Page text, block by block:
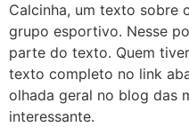
Calcinha, um texto sobre
grupo esportivo. Nesse
parte do texto. Quem
texto completo no link
olhada geral no blog das
interessante.